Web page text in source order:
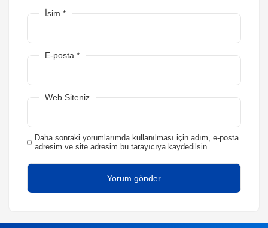
İsim *
E-posta *
Web Siteniz
Daha sonraki yorumlarımda kullanılması için adım, e-posta
adresim ve site adresim bu tarayıcıya kaydedilsin.